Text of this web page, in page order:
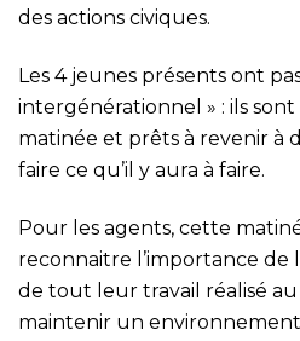
des actions civiques.
Les 4 jeunes présents ont
intergénérationnel » : ils
matinée et prêts à revenir à
faire ce qu’il y aura à faire.
Pour les agents, cette
reconnaitre l’importance de
de tout leur travail réalisé
maintenir un environnement